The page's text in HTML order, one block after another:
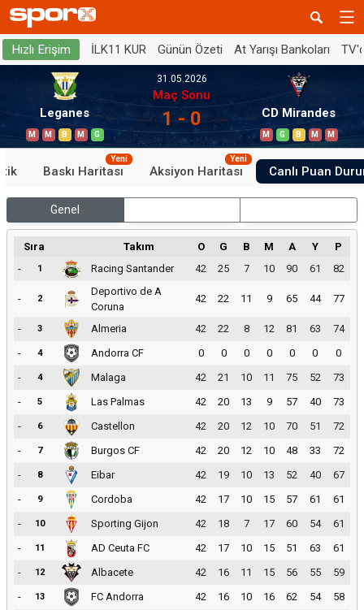
Hızlı Erişim İLK11 KUR Günün Özeti At Yarışı Bankoları
Leganes
M M B M G
31.05.2026
Maç Sonu
1 - 0 CD Mirandes
M G B M M
Baskı Haritası
Yeni
Aksiyon Haritası
Yeni
Canlı Puan
Genel
Sıra Takım O G B M A Y
P
-
1 Racing Santander 42 25 7 10 90 61 82
- 2
Deportivo de A
Coruna
42 22 11 9 65 44 77
- 3 Almeria 42 22 8 12 81 63
74
-
4 Andorra CF 0 0 0 0 0 0
0
-
4 Malaga 42 21 10 11 75 52
73
-
5 Las Palmas 42 20 13 9 57 40
73
-
6 Castellon 42 20 12 10 70 51
72
-
7 Burgos CF 42 20 12 10 48 33
72
-
8 Eibar 42 19 10 13 52 40
67
-
9 Cordoba 42 17 10 15 57 61
61
-
10 Sporting Gijon 42 18 7 17 60 54
61
-
11 AD Ceuta FC 42 17 10 15 51 63
61
-
12 Albacete 42 16 11 15 56 55
59
-
13 FC Andorra 42 16 10 16 62 54
58